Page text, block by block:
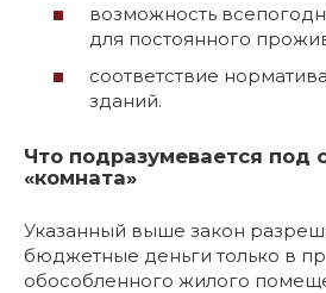
возможность
для постоянного
соответствие
зданий.
Что подразумевается под
«комната»
Указанный выше закон
бюджетные деньги только в
обособленного жилого